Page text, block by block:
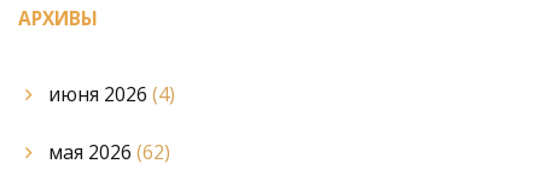
АРХИВЫ
июня 2026 (4)
мая 2026 (62)